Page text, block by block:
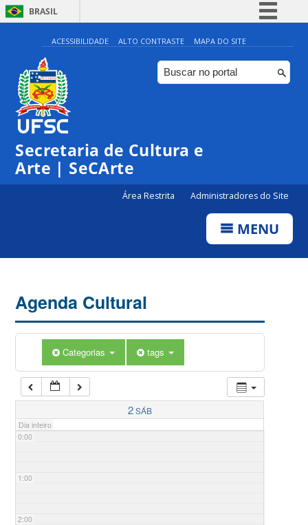
BRASIL
Simplifique!
Comunica BR
Participe
ACESSIBILIDADE ALTO CONTRASTE MAPA DO SITE
Secretaria de Cultura e
Arte | SeCArte
Área Restrita Administradores do Site
MENU
Agenda Cultural
Categorias tags
2SÁB
Dia inteiro
0:00
1:00
2:00